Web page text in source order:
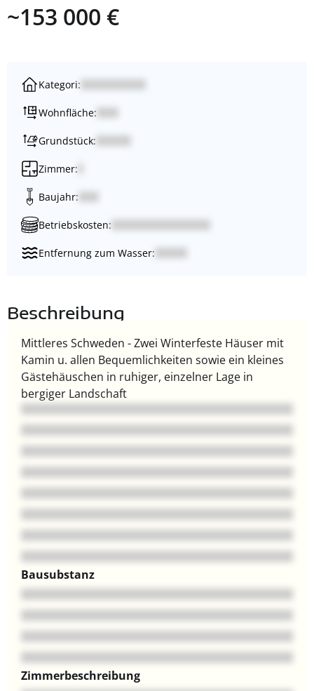
~153 000 €
Kategori:
Wohnfläche:
Grundstück:
Zimmer:
Baujahr:
Betriebskosten:
Entfernung zum Wasser:
Beschreibung
Mittleres Schweden - Zwei Winterfeste Häuser mit
Kamin u. allen Bequemlichkeiten sowie ein kleines
Gästehäuschen in ruhiger, einzelner Lage in
bergiger Landschaft
Bausubstanz
Zimmerbeschreibung